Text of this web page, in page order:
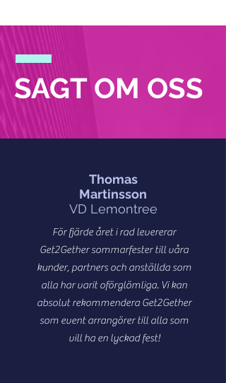
Thomas
Martinsson
VD Lemontree
För fjärde året i rad levererar
Get2Gether sommarfester till våra
kunder, partners och anställda som
alla har varit oförglömliga. Vi kan
absolut rekommendera Get2Gether
som event arrangörer till alla som
vill ha en lyckad fest!
SAGT OM OSS